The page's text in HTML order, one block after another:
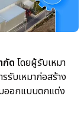
กัด โดยผู้รับเหมา
รับเหมาก่อสร้าง
ออกแบบตกแต่ง